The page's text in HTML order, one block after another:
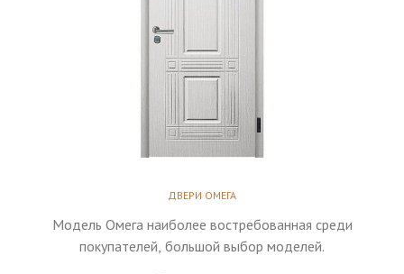
ДВЕРИ ОМЕГА
Модель Омега наиболее востребованная среди
покупателей, большой выбор моделей.